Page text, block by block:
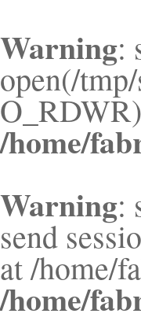
Warning:
open(/
/home/
Warning:
send
at /home/
/home/